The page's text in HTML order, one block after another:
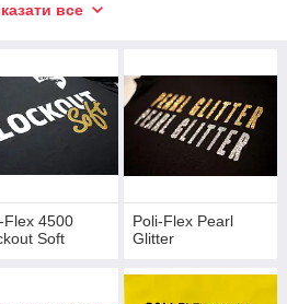
для нанесения
В наименовании пленок имеются:
пленки под ткань,
Технология
прекрасно отработана, проста в
изготавливать изделия
Термотрансферные пленки могут
изделия и т.д.
сотрудников службы спасения,
все
Flex 4500
Soft
Poli-Flex Pearl
Glitter